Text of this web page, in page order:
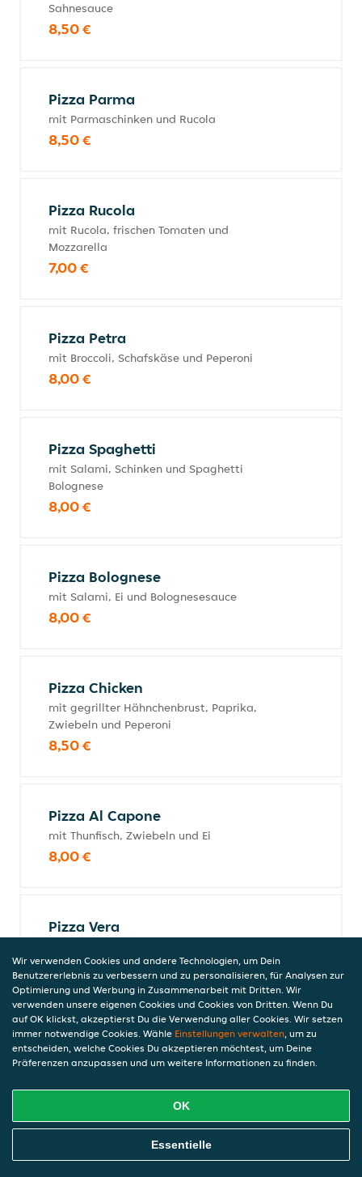
Sahnesauce
8,50 €
Pizza Parma
mit Parmaschinken und Rucola
8,50 €
Pizza Rucola
mit Rucola, frischen Tomaten und
Mozzarella
7,00 €
Pizza Petra
mit Broccoli, Schafskäse und Peperoni
8,00 €
Pizza Spaghetti
mit Salami, Schinken und Spaghetti
Bolognese
8,00 €
Pizza Bolognese
mit Salami, Ei und Bolognesesauce
8,00 €
Pizza Chicken
mit gegrillter Hähnchenbrust, Paprika,
Zwiebeln und Peperoni
8,50 €
Pizza Al Capone
mit Thunfisch, Zwiebeln und Ei
8,00 €
Pizza Vera
Knoblauch
8,50 €
Pizza Napoli
Sardellen
Online Essen Bestellen
Wir verwenden Cookies und andere Technologien, um Dein
Benutzererlebnis zu verbessern und zu personalisieren, für Analysen zur
Optimierung und Werbung in Zusammenarbeit mit Dritten. Wir
verwenden unsere eigenen Cookies und Cookies von Dritten. Wenn Du
auf OK klickst, akzeptierst Du die Verwendung aller Cookies. Wir setzen
immer notwendige Cookies. Wähle Einstellungen verwalten, um zu
entscheiden, welche Cookies Du akzeptieren möchtest, um Deine
Präferenzen anzupassen und um weitere Informationen zu finden.
OK
Essentielle